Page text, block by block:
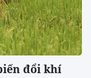
đổi khí